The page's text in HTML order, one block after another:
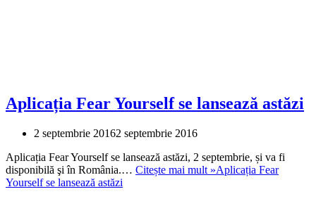
Aplicația Fear Yourself se lansează astăzi
2 septembrie 20162 septembrie 2016
Aplicația Fear Yourself se lansează astăzi, 2 septembrie, și va fi
disponibilă şi în România.… Citește mai mult »Aplicația Fear
Yourself se lansează astăzi